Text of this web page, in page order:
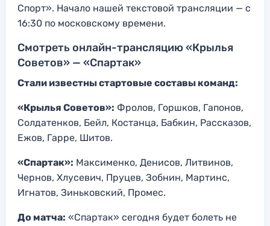
Спорт». Начало нашей текстовой трансляции — с
16:30 по московскому времени.
Смотреть онлайн-трансляцию «Крылья
Советов» — «Спартак»
Стали известны стартовые составы команд:
«Крылья Советов»: Фролов, Горшков, Гапонов,
Солдатенков, Бейл, Костанца, Бабкин, Рассказов,
Ежов, Гарре, Шитов.
«Спартак»: Максименко, Денисов, Литвинов,
Чернов, Хлусевич, Пруцев, Зобнин, Мартинс,
Игнатов, Зиньковский, Промес.
До матча: «Спартак» сегодня будет болеть не